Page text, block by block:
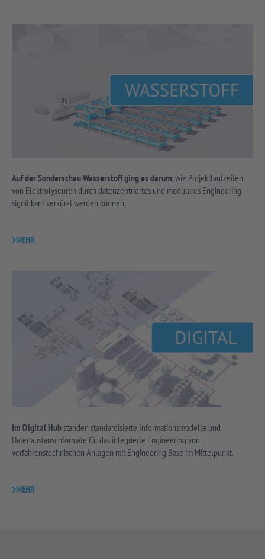
Auf der Sonderschau Wasserstoff ging es darum, wie Projektlaufzeiten
von Elektrolyseuren durch datenzentriertes und modulares Engineering
signifikant verkürzt werden können.
MEHR
Im Digital Hub standen standardisierte Informationsmodelle und
Datenaustauschformate für das integrierte Engineering von
verfahrenstechnischen Anlagen mit Engineering Base im Mittelpunkt.
MEHR